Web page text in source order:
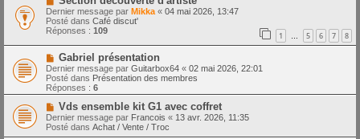
g
e
u
m
e
s
s
a
g
e
o
u
v
e
a
u
m
e
s
s
a
g
e
Dernier message par Mikka « 04 mai 2026, 13:47
Posté dans Café discut'
Réponses : 109 1 … 5 6 7 8
N
o
u
v
e
a
m
e
Gabriel présentation
Dernier message par Guitarbox64 « 02 mai 2026, 22:01
Posté dans Présentation des membres
Réponses : 6
N
o
u
v
Vds ensemble kit G1 avec coffret
Dernier message par Francois « 13 avr. 2026, 11:35
Posté dans Achat / Vente / Troc